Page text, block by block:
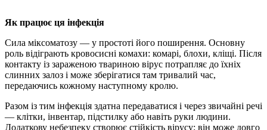
Як працює ця інфекція
Сила міксоматозу — у простоті його поширення. Основну
роль відіграють кровосисні комахи: комарі, блохи, кліщі. Після
контакту із зараженою твариною вірус потрапляє до їхніх
слинних залоз і може зберігатися там тривалий час,
передаючись кожному наступному кролю.
Разом із тим інфекція здатна передаватися і через звичайні речі
— клітки, інвентар, підстилку або навіть руки людини.
Додаткову небезпеку створює стійкість вірусу: він може довго